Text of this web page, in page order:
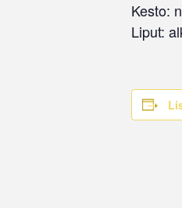
Kesto:
Liput: